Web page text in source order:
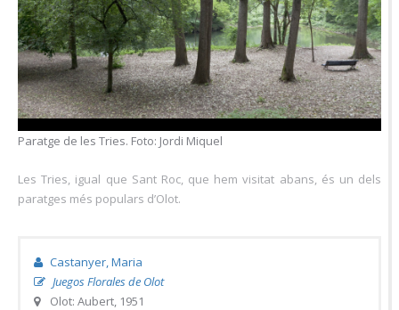
Foto: Jordi Miquel
Les Tries, igual que Sant Roc, que hem visitat abans, és un dels
paratges més populars d’Olot.
Castanyer, Maria
Juegos Florales de Olot
Olot: Aubert, 1951